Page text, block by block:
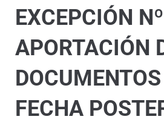
EXCEPCIÓN
APORTACIÓN
FECHA